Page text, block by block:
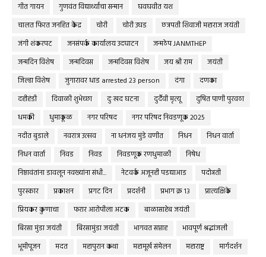
गीत गायन
गुणवंत विद्यार्थ्यांचा सन्मान
घवघवीत यश
चालत फिरत जनहित केंद्र
चोरी चोरी उघड
छत्रपती शिवाजी महाराज जयंती
जंगी शंकरपट
जनसंपर्क कार्यालय उदघाटन
जन्मठेप JANMTHEP
जन्मदिन विशेष
जन्मदिवस जन्मदिवस विशेष जय श्री राम
जयंती
जिल्हा विशेष
जुगारावर धाड arrested 23 person दंगा
दणका
दहीहंडी
दिवाळी शुभेच्छा दुःखद घटना दुर्दैवी मृत्यू
दुषित पाणी पुरवठा
धमकी
धुमाकूळ नगर परिषद
नगर परिषद निवडणूक 2025
नदीत बुडाले
नवरात्र उत्सव ना धनंजय मुंडे वणीत निधन
निधन वार्ता
निधन वार्ता
निवड निवड निवडणूक रणधुमाळी
निषेध
निष्ठावंतांना डावलून नवख्यांना संधी...
नेटवर्क अजूनही पडद्याआड
पदोन्नती
पुरस्कार
प्रकाशन प्रगट दिन प्रदर्शनी प्रभाग क्र १३
प्रात्यक्षिके
प्रियकर कुणाचा
फरार आरोपीला अटक
बाळासाहेब जयंती
बिरसा मुंडा जयंती
बिरसामुंडा जयंती भागवत सप्ताह
भावपूर्ण श्रद्धांजली
भूमीपूजन
मदत महापुरान कथा महामूर्ख संमेलन महाराष्ट्र
मार्गदर्शन